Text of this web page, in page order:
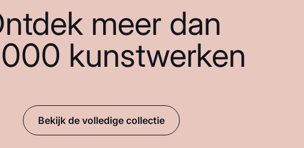
meer dan
kunstwerken
Bekijk de volledige collectie